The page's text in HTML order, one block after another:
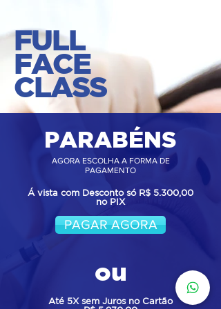
FULL
FACE
CLASS
PARABÉNS
AGORA ESCOLHA A FORMA DE
PAGAMENTO
Á vista com Desconto só R$ 5.300,00
no PIX
PAGAR AGORA
ou
Até 5X sem Juros no Cartão